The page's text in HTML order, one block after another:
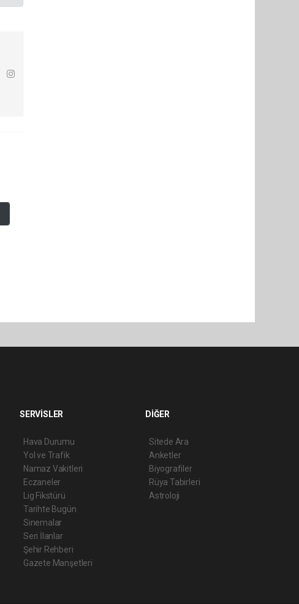
SERVİSLER
Hava Durumu
Yol ve Trafik
Namaz Vakitleri
Eczaneler
Lig Fikstürü
Tarihte Bugün
Sinemalar
Seri İlanlar
Şehir Rehberi
Gazete Manşetleri
DİĞER
Sitede Ara
Anketler
Biyografiler
Rüya Tabirleri
Astroloji